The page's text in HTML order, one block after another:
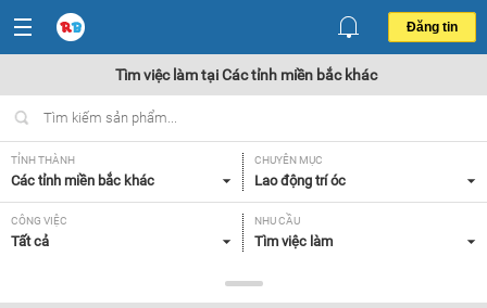
Đăng tin
Tìm việc làm tại Các tỉnh miền bắc khác
TỈNH THÀNH
Các tỉnh miền bắc khác
CHUYÊN MỤC
Lao động trí óc
CÔNG VIỆC
Tất cả
NHU CẦU
Tìm việc làm
Tất cả